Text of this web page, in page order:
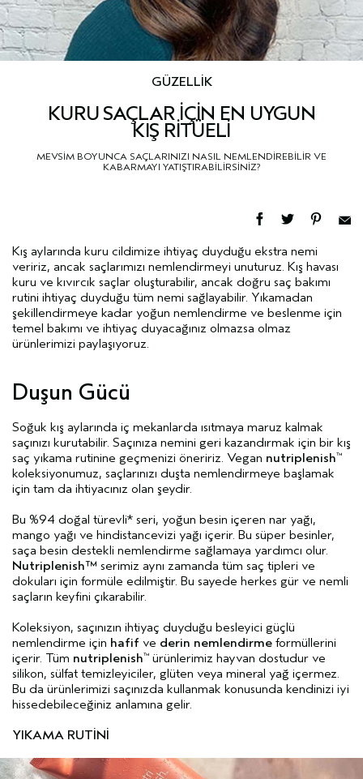
GÜZELLİK
KURU SAÇLAR İÇİN EN UYGUN
KIŞ RİTÜELİ
MEVSİM BOYUNCA SAÇLARINIZI NASIL NEMLENDİREBİLİR VE
KABARMAYI YATIŞTIRABİLİRSİNİZ?
Kış aylarında kuru cildimize ihtiyaç duyduğu ekstra nemi
veririz, ancak saçlarımızı nemlendirmeyi unuturuz. Kış havası
kuru ve kıvırcık saçlar oluşturabilir, ancak doğru saç bakımı
rutini ihtiyaç duyduğu tüm nemi sağlayabilir. Yıkamadan
şekillendirmeye kadar yoğun nemlendirme ve beslenme için
temel bakımı ve ihtiyaç duyacağınız olmazsa olmaz
ürünlerimizi paylaşıyoruz.
Duşun Gücü
Soğuk kış aylarında iç mekanlarda ısıtmaya maruz kalmak
saçınızı kurutabilir. Saçınıza nemini geri kazandırmak için bir kış
saç yıkama rutinine geçmenizi öneririz. Vegan nutriplenish™
koleksiyonumuz, saçlarınızı duşta nemlendirmeye başlamak
için tam da ihtiyacınız olan şeydir.
Bu %94 doğal türevli* seri, yoğun besin içeren nar yağı,
mango yağı ve hindistancevizi yağı içerir. Bu süper besinler,
saça besin destekli nemlendirme sağlamaya yardımcı olur.
Nutriplenish™ serimiz aynı zamanda tüm saç tipleri ve
dokuları için formüle edilmiştir. Bu sayede herkes gür ve nemli
saçların keyfini çıkarabilir.
Koleksiyon, saçınızın ihtiyaç duyduğu besleyici güçlü
nemlendirme için hafif ve derin nemlendirme formüllerini
içerir. Tüm nutriplenish™ ürünlerimiz hayvan dostudur ve
silikon, sülfat temizleyiciler, glüten veya mineral yağ içermez.
Bu da ürünlerimizi saçınızda kullanmak konusunda kendinizi iyi
hissedebileceğiniz anlamına gelir.
YIKAMA RUTİNİ